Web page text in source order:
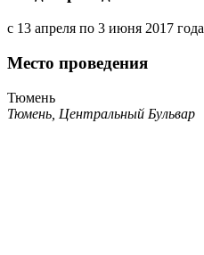
с 13 апреля по 3 июня 2017 года
Место проведения
Тюмень
Тюмень, Центральный Бульвар